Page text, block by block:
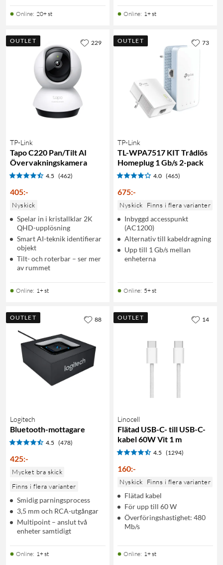
Online: 20+ st Online: 1+ st
OUTLET
TP-Link
Tapo C220 Pan/Tilt AI
Övervakningskamera
4.5 (462)
405:-
Nyskick
Spelar in i kristallklar 2K
QHD-upplösning
Smart AI-teknik identifierar
objekt
Tilt- och roterbar – ser mer
av rummet
Online: 1+ st
229 OUTLET
TP-Link
TL-WPA7517 KIT Trådlös
Homeplug 1 Gb/s 2-pack
4.0 (465)
675:-
Nyskick Finns i flera varianter
Inbyggd accesspunkt
(AC1200)
Alternativ till kabeldragning
Upp till 1 Gb/s mellan
enheterna
Online: 5+ st
73
OUTLET
Logitech
Bluetooth-mottagare
4.5 (478)
425:-
Mycket bra skick
Finns i flera varianter
Smidig parningsprocess
3,5 mm och RCA-utgångar
Multipoint – anslut två
enheter samtidigt
Online: 1+ st
88 OUTLET
Linocell
Flätad USB-C- till USB-C-
kabel 60W Vit 1 m
4.5 (1294)
160:-
Nyskick Finns i flera varianter
Flätad kabel
För upp till 60 W
Överföringshastighet: 480
Mb/s
Online: 1+ st
14